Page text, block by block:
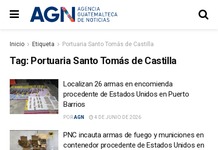
Inicio Etiqueta Portuaria Santo Tomás de Castilla
Tag: Portuaria Santo Tomás de Castilla
Localizan 26 armas en encomienda
procedente de Estados Unidos en Puerto
Barrios
PORAGN 4 DE JUNIO DE 2026
PNC incauta armas de fuego y municiones en
contenedor procedente de Estados Unidos en